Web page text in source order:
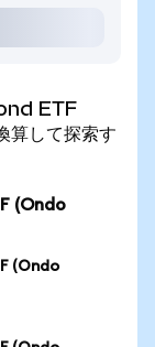
ETF
して探索す
(Ondo
(Ondo